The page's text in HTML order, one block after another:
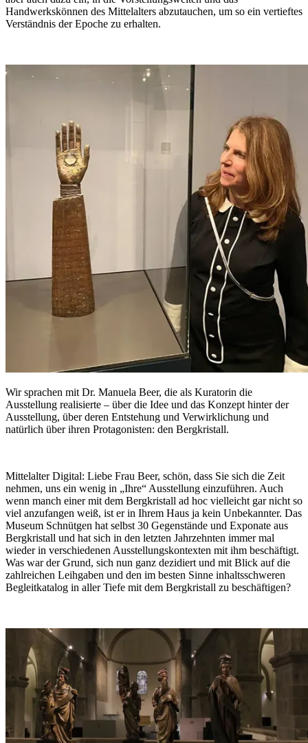
Handwerkskönnen des Mittelalters abzutauchen, um so ein vertieftes
Verständnis der Epoche zu erhalten.
Wir sprachen mit Dr. Manuela Beer, die als Kuratorin die
Ausstellung realisierte – über die Idee und das Konzept hinter der
Ausstellung, über deren Entstehung und Verwirklichung und
natürlich über ihren Protagonisten: den Bergkristall.
Mittelalter Digital: Liebe Frau Beer, schön, dass Sie sich die Zeit
nehmen, uns ein wenig in „Ihre“ Ausstellung einzuführen. Auch
wenn manch einer mit dem Bergkristall ad hoc vielleicht gar nicht so
viel anzufangen weiß, ist er in Ihrem Haus ja kein Unbekannter. Das
Museum Schnütgen hat selbst 30 Gegenstände und Exponate aus
Bergkristall und hat sich in den letzten Jahrzehnten immer mal
wieder in verschiedenen Ausstellungskontexten mit ihm beschäftigt.
Was war der Grund, sich nun ganz dezidiert und mit Blick auf die
zahlreichen Leihgaben und den im besten Sinne inhaltsschweren
Begleitkatalog in aller Tiefe mit dem Bergkristall zu beschäftigen?